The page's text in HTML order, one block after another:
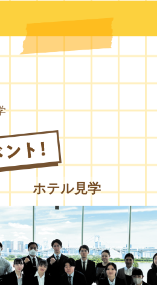
ホテル見学